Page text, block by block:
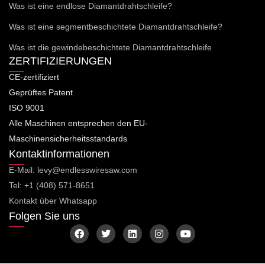
Was ist eine endlose Diamantdrahtschleife?
Was ist eine segmentbeschichtete Diamantdrahtschleife?
Was ist die gewindebeschichtete Diamantdrahtschleife
ZERTIFIZIERUNGEN
CE-zertifiziert
Geprüftes Patent
ISO 9001
Alle Maschinen entsprechen den EU-
Maschinensicherheitsstandards
Kontaktinformationen
E-Mail: levy@endlesswiresaw.com
Tel: +1 (408) 571-8651
Kontakt über Whatsapp
Folgen Sie uns
F
a
T
w
L
i
I
n
Y
o